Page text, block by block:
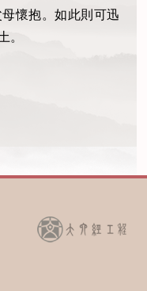
懷抱。如此則可迅
。